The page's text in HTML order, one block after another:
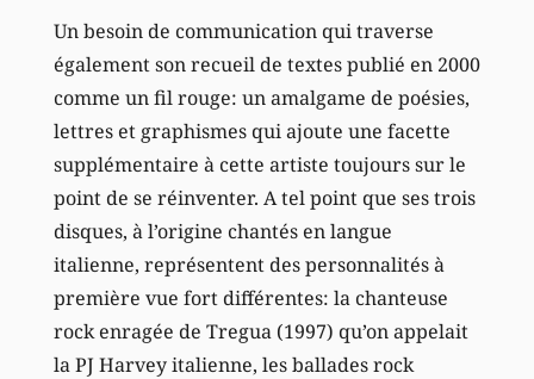
Un besoin de communication qui traverse
également son recueil de textes publié en 2000
comme un fil rouge: un amalgame de poésies,
lettres et graphismes qui ajoute une facette
supplémentaire à cette artiste toujours sur le
point de se réinventer. A tel point que ses trois
disques, à l’origine chantés en langue
italienne, représentent des personnalités à
première vue fort différentes: la chanteuse
rock enragée de Tregua (1997) qu’on appelait
la PJ Harvey italienne, les ballades rock